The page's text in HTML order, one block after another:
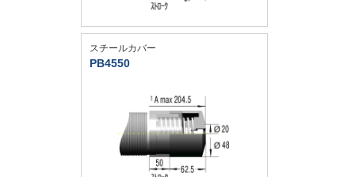
スチールカバー
PB4550